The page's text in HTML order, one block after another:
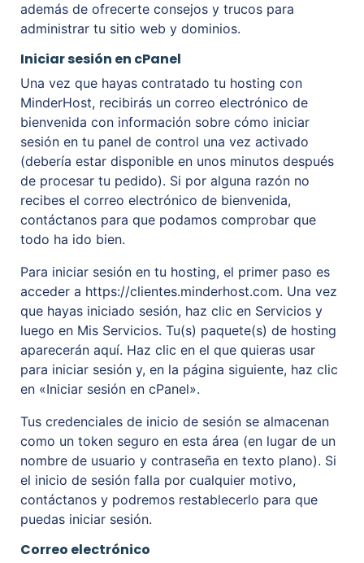
además de ofrecerte consejos y trucos para
administrar tu sitio web y dominios.
Iniciar sesión en cPanel
Una vez que hayas contratado tu hosting con
MinderHost, recibirás un correo electrónico de
bienvenida con información sobre cómo iniciar
sesión en tu panel de control una vez activado
(debería estar disponible en unos minutos después
de procesar tu pedido). Si por alguna razón no
recibes el correo electrónico de bienvenida,
contáctanos para que podamos comprobar que
todo ha ido bien.
Para iniciar sesión en tu hosting, el primer paso es
acceder a https://clientes.minderhost.com. Una vez
que hayas iniciado sesión, haz clic en Servicios y
luego en Mis Servicios. Tu(s) paquete(s) de hosting
aparecerán aquí. Haz clic en el que quieras usar
para iniciar sesión y, en la página siguiente, haz clic
en «Iniciar sesión en cPanel».
Tus credenciales de inicio de sesión se almacenan
como un token seguro en esta área (en lugar de un
nombre de usuario y contraseña en texto plano). Si
el inicio de sesión falla por cualquier motivo,
contáctanos y podremos restablecerlo para que
puedas iniciar sesión.
Correo electrónico